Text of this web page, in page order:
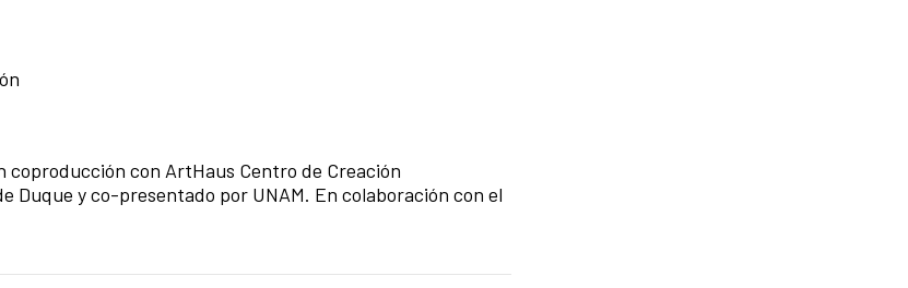
coproducción con ArtHaus Centro de Creación
Duque y co-presentado por UNAM. En colaboración con el